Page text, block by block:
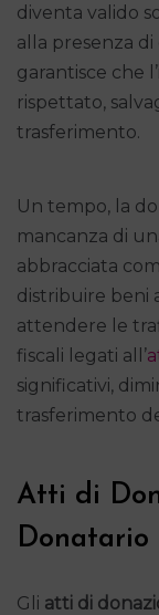
diventa valido
alla presenza
garantisce che
rispettato,
trasferimento.
Un tempo, la
mancanza di
abbracciata
distribuire beni
attendere le
fiscali legati all’
significativi,
trasferimento
Atti di
Donatario
Gli atti di